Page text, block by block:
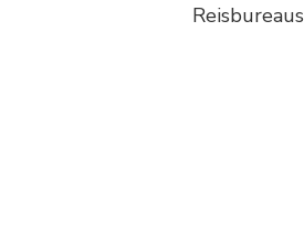
Reisbureaus